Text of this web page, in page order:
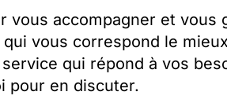
vous accompagner et vous
vous correspond le
qui répond à vos
pour en discuter.